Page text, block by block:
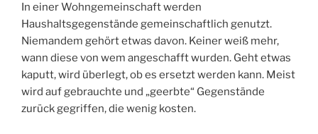
In einer Wohngemeinschaft werden
Haushaltsgegenstände gemeinschaftlich genutzt.
Niemandem gehört etwas davon. Keiner weiß mehr,
wann diese von wem angeschafft wurden. Geht etwas
kaputt, wird überlegt, ob es ersetzt werden kann. Meist
wird auf gebrauchte und „geerbte“ Gegenstände
zurück gegriffen, die wenig kosten.